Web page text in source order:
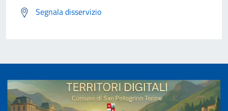
Segnala disservizio